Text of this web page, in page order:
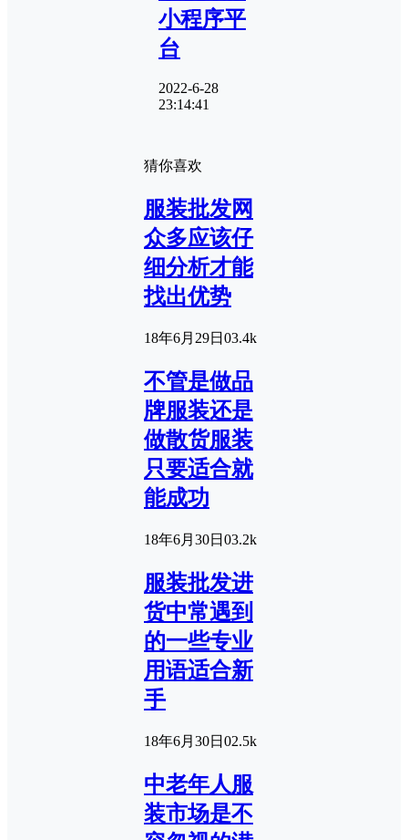
小程序平
台
2022-6-28
23:14:41
猜你喜欢
服装批发网
众多应该仔
细分析才能
找出优势
18年6月29日 03.4k
不管是做品
牌服装还是
做散货服装
只要适合就
能成功
18年6月30日 03.2k
服装批发进
货中常遇到
的一些专业
用语适合新
手
18年6月30日 02.5k
中老年人服
装市场是不